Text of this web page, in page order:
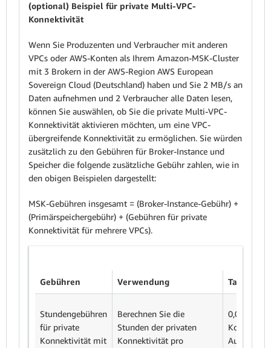
(optional) Beispiel für private Multi-VPC-
Konnektivität
Wenn Sie Produzenten und Verbraucher mit anderen
VPCs oder AWS-Konten als Ihrem Amazon-MSK-Cluster
mit 3 Brokern in der AWS-Region AWS European
Sovereign Cloud (Deutschland) haben und Sie 2 MB/s an
Daten aufnehmen und 2 Verbraucher alle Daten lesen,
können Sie auswählen, ob Sie die private Multi-VPC-
Konnektivität aktivieren möchten, um eine VPC-
übergreifende Konnektivität zu ermöglichen. Sie würden
zusätzlich zu den Gebühren für Broker-Instance und
Speicher die folgende zusätzliche Gebühr zahlen, wie in
den obigen Beispielen dargestellt:
MSK-Gebühren insgesamt = (Broker-Instance-Gebühr) +
(Primärspeichergebühr) + (Gebühren für private
Konnektivität für mehrere VPCs).
Gebühren Verwendung Tarif
Stundengebühren
für private
Konnektivität mit
Berechnen Sie die
Stunden der privaten
Konnektivität pro
0,0266